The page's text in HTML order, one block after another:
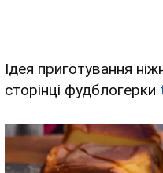
Ідея приготування
сторінці фудблогерки